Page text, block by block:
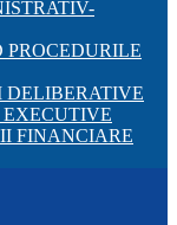
FINANCIARE